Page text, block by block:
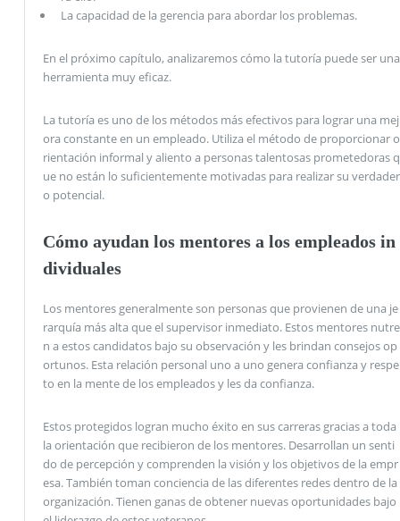
La capacidad de la gerencia para abordar los problemas.
En el próximo capítulo, analizaremos cómo la tutoría puede ser una
herramienta muy eficaz.
La tutoría es uno de los métodos más efectivos para lograr una mej
ora constante en un empleado. Utiliza el método de proporcionar o
rientación informal y aliento a personas talentosas prometedoras q
ue no están lo suficientemente motivadas para realizar su verdader
o potencial.
Cómo ayudan los mentores a los empleados in
dividuales
Los mentores generalmente son personas que provienen de una je
rarquía más alta que el supervisor inmediato. Estos mentores nutre
n a estos candidatos bajo su observación y les brindan consejos op
ortunos. Esta relación personal uno a uno genera confianza y respe
to en la mente de los empleados y les da confianza.
Estos protegidos logran mucho éxito en sus carreras gracias a toda
la orientación que recibieron de los mentores. Desarrollan un senti
do de percepción y comprenden la visión y los objetivos de la empr
esa. También toman conciencia de las diferentes redes dentro de la
organización. Tienen ganas de obtener nuevas oportunidades bajo